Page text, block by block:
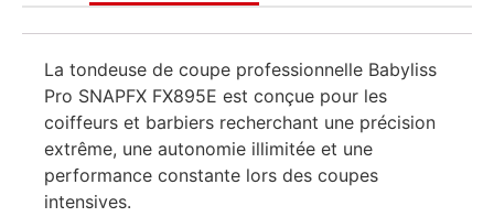
La tondeuse de coupe professionnelle Babyliss
Pro SNAPFX FX895E est conçue pour les
coiffeurs et barbiers recherchant une précision
extrême, une autonomie illimitée et une
performance constante lors des coupes
intensives.